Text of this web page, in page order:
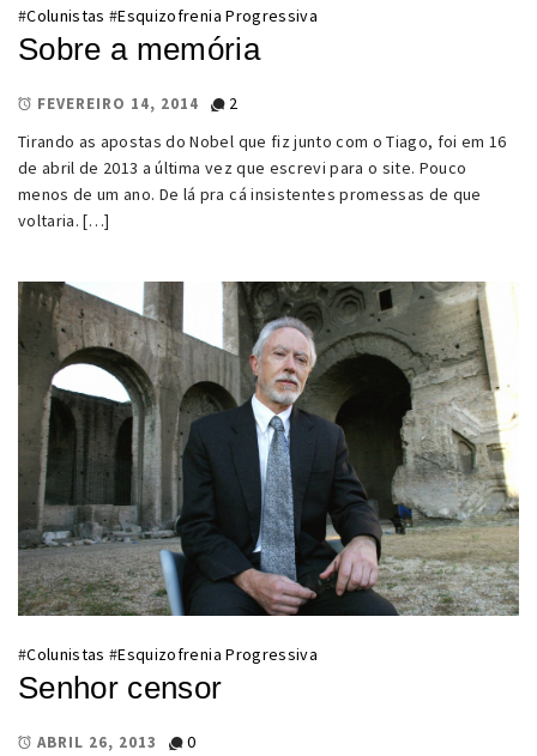
#Colunistas #Esquizofrenia Progressiva
Sobre a memória
FEVEREIRO 14, 2014
2
Tirando as apostas do Nobel que fiz junto com o Tiago, foi em 16
de abril de 2013 a última vez que escrevi para o site. Pouco
menos de um ano. De lá pra cá insistentes promessas de que
voltaria. […]
#Colunistas #Esquizofrenia Progressiva
Senhor censor
ABRIL 26, 2013
0